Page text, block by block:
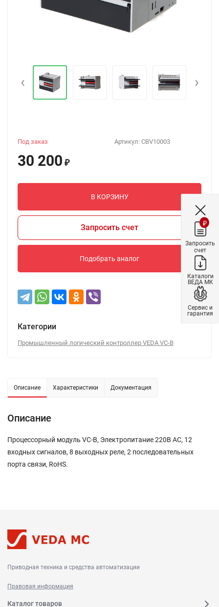
‹ ›
Артикул: CBV10003
Под заказ
30 200 ₽
В КОРЗИНУ
Запросить счет
Подобрать аналог
Категории
Промышленный логический контроллер VEDA VC-B
Описание Характеристики Документация
Описание
Процессорный модуль VC-B, Электропитание 220В AC, 12
входных сигналов, 8 выходных реле, 2 последовательных
порта связи, RoHS.
Приводная техника и средства автоматизации
Правовая информация
Каталог товаров
₽
Запросить
счет
Каталоги
ВЕДА МК
Сервис и
гарантия